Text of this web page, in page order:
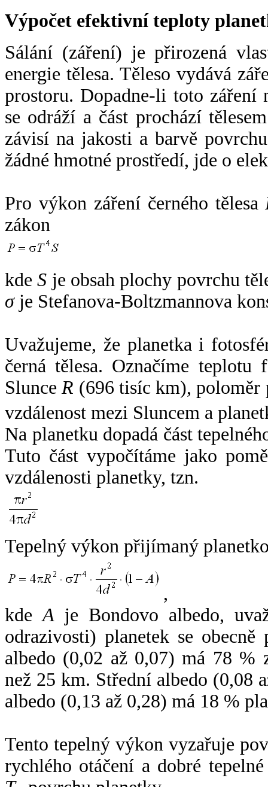
Výpočet efektivní teploty
Sálání (záření) je přirozená
energie tělesa. Těleso vydává
prostoru. Dopadne-li toto záření
se odráží a část prochází
závisí na jakosti a barvě
žádné hmotné prostředí, jde o
Pro výkon záření černého tělesa
zákon
kdeS je obsah plochy povrchu
σje Stefanova-Boltzmannova
Uvažujeme, že planetka i
černá tělesa. Označíme
SlunceR (696 tisíc km),
vzdálenost mezi Sluncem a
Na planetku dopadá část
Tuto část vypočítáme jako
vzdálenosti planetky, tzn.
Tepelný výkon přijímaný
,
kdeA je Bondovo albedo,
odrazivosti) planetek se
albedo (0,02 až 0,07) má 78 %
než 25 km. Střední albedo (0,08
albedo (0,13 až 0,28) má 18 %
Tento tepelný výkon vyzařuje
rychlého otáčení a dobré